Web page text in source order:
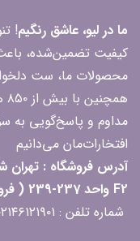
ما در لیو، عاشق رنگیم!
کیفیت تضمین‌شده،
محصولات ما، ست
مداوم و پاسخ‌گویی به
افتخارات‌مان می‌دانیم
آدرس فروشگاه : تهران
F2 واحد 237-239 ( فروشگاه لیو هپی)
شماره تلفن : ۰۲۱۴۶۱۲۱۹۰۱